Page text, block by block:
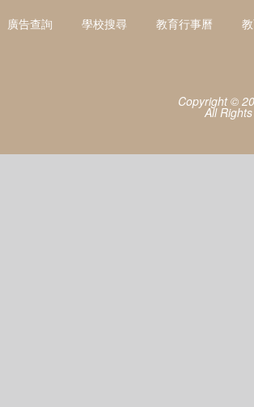
廣告查詢 學校搜尋 教育行事曆
Copyright ©
All